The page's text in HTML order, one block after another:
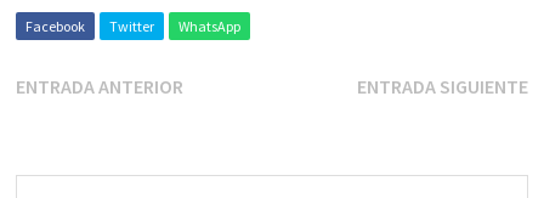
Facebook Twitter WhatsApp
ENTRADA ANTERIOR ENTRADA SIGUIENTE